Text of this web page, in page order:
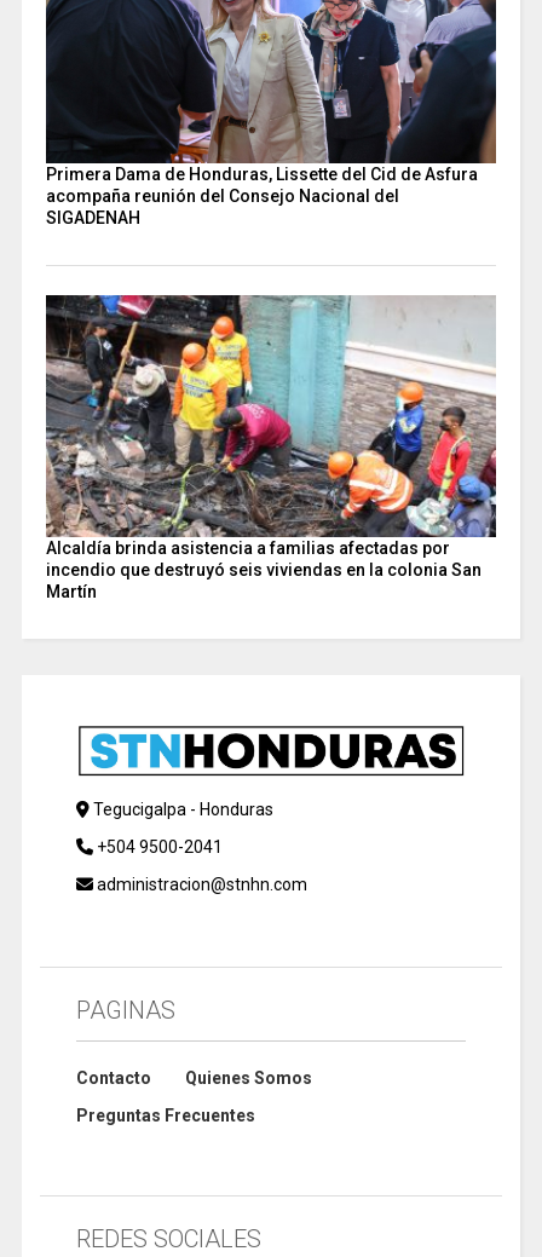
Primera Dama de Honduras, Lissette del Cid de Asfura
acompaña reunión del Consejo Nacional del
SIGADENAH
Alcaldía brinda asistencia a familias afectadas por
incendio que destruyó seis viviendas en la colonia San
Martín
Tegucigalpa - Honduras
+504 9500-2041
administracion@stnhn.com
PAGINAS
Contacto
Quienes Somos
Preguntas Frecuentes
REDES SOCIALES